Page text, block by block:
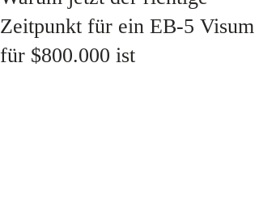
Zeitpunkt für ein EB-5 Visum
für $800.000 ist